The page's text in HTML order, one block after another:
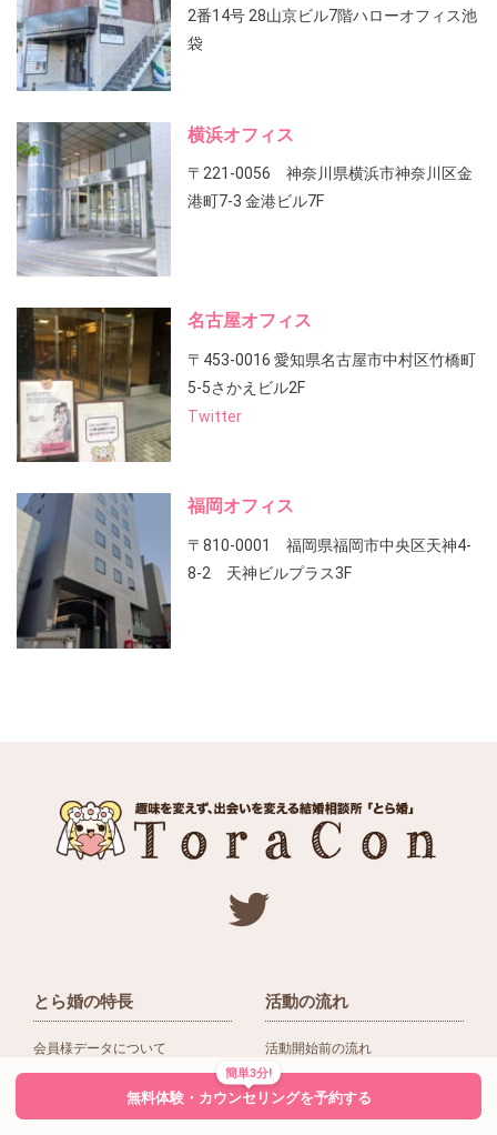
2番14号 28山京ビル7階ハローオフィス池
袋
横浜オフィス
〒221-0056 神奈川県横浜市神奈川区金
港町7-3 金港ビル7F
名古屋オフィス
〒453-0016 愛知県名古屋市中村区竹橋町
5-5さかえビル2F
Twitter
福岡オフィス
〒810-0001 福岡県福岡市中央区天神4-
8-2 天神ビルプラス3F
とら婚の特長
会員様データについて
活動の流れ
活動開始前の流れ
入会後の活動の流れ
簡単3分!
無料体験・カウンセリングを予約する